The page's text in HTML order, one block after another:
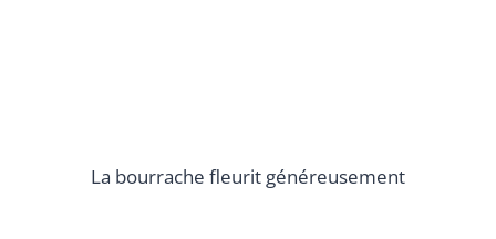
La bourrache fleurit généreusement